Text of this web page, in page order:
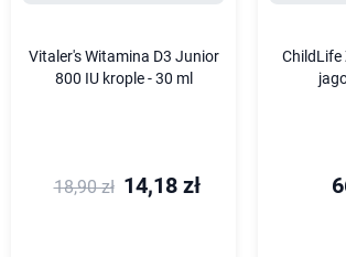
Vitaler's Witamina D3 Junior
800 IU krople - 30 ml
18,90 zł 14,18 zł
ChildLife